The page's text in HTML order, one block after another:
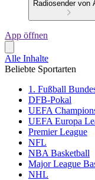
Radiosender von
App öffnen
Alle Inhalte
Beliebte Sportarten
1. Fußball
DFB-Pokal
UEFA
UEFA Europa
Premier League
NFL
NBA Basketball
Major League
NHL